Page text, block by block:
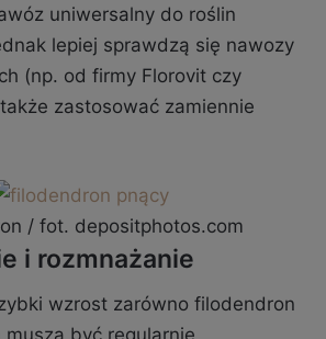
uniwersalny do roślin
lepiej sprawdzą się nawozy
(np. od firmy Florovit czy
zastosować zamiennie
/ fot. depositphotos.com
i rozmnażanie
wzrost zarówno filodendron